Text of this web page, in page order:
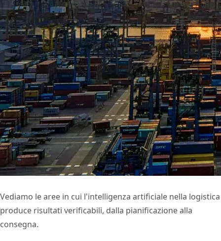
Vediamo le aree in cui l'intelligenza artificiale nella logistica
produce risultati verificabili, dalla pianificazione alla
consegna.